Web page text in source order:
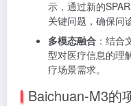
示，通过新的
关键问题，确保问
多模态融合 ：结
型对医疗信息的理
疗场景需求。
Baichuan-M3的